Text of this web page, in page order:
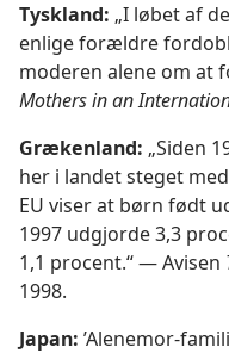
Tyskland: „I løbet af
enlige forældre
moderen alene om at
Mothers in an
Grækenland: „Siden
her i landet steget
EU viser at børn født
1997 udgjorde 3,3
1,1 procent.“ — Avisen
1998.
Japan: ’Alenemor-